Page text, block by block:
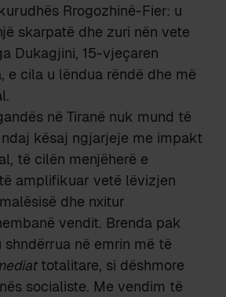
Rrogozhinë-Fier: u
skarpatë dhe zuri nën vete
Dukagjini, 15-vjeçaren
e cila u lëndua rëndë dhe më
në Tiranë nuk mund të
kësaj ngjarjeje me impakt
të cilën menjëherë e
amplifikuar vetë lëvizjen
dhe nxitur
vendit. Brenda pak
në emrin më të
totalitare, si dëshmore
socialiste. Me vendim të